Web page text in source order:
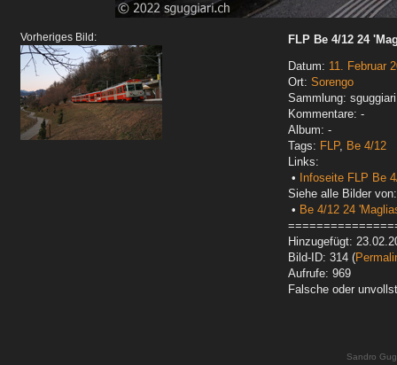
Vorheriges Bild:
FLP Be 4/12 24
Datum: 11. Februar
Ort: Sorengo
Sammlung:
Kommentare: -
Album: -
Tags: FLP, Be 4/12
Links:
•
Infoseite FLP Be
Siehe alle Bilder von:
• Be 4/12 24
Hinzugefügt:
Bild-ID: 314 (
Aufrufe: 969
Falsche oder
Sandro